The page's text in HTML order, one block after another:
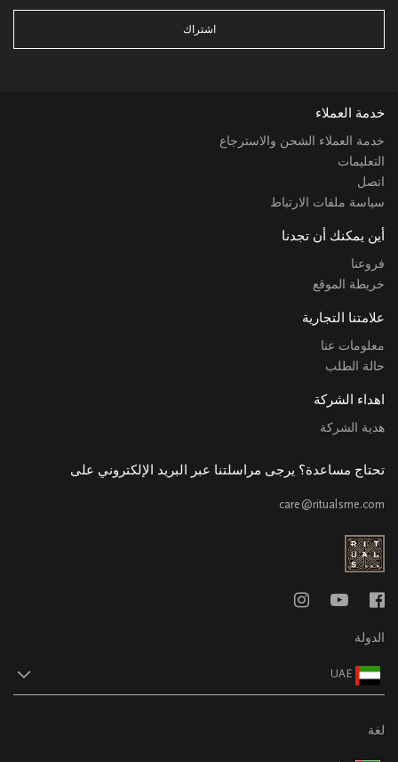
اشتراك
خدمة العملاء
خدمة العملاء الشحن والاسترجاع
التعليمات
اتصل
سياسة ملفات الارتباط
أين يمكنك أن تجدنا
فروعنا
خريطة الموقع
علامتنا التجارية
معلومات عنا
حالة الطلب
اهداء الشركة
هدية الشركة
تحتاج مساعدة؟ يرجى مراسلتنا عبر البريد الإلكتروني على
care@ritualsme.com
الدولة
UAE
لغة